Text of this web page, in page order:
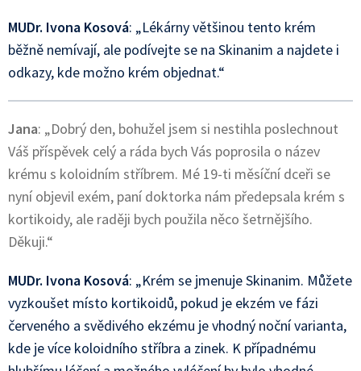
MUDr. Ivona Kosová: „Lékárny většinou tento krém
běžně nemívají, ale podívejte se na Skinanim a najdete i
odkazy, kde možno krém objednat.“
Jana: „Dobrý den, bohužel jsem si nestihla poslechnout
Váš příspěvek celý a ráda bych Vás poprosila o název
krému s koloidním stříbrem. Mé 19-ti měsíční dceři se
nyní objevil exém, paní doktorka nám předepsala krém s
kortikoidy, ale raději bych použila něco šetrnějšího.
Děkuji.“
MUDr. Ivona Kosová: „Krém se jmenuje Skinanim. Můžete
vyzkoušet místo kortikoidů, pokud je ekzém ve fázi
červeného a svědivého ekzému je vhodný noční varianta,
kde je více koloidního stříbra a zinek. K případnému